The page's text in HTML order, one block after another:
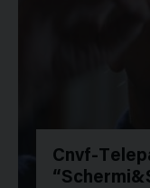
Cnvf-